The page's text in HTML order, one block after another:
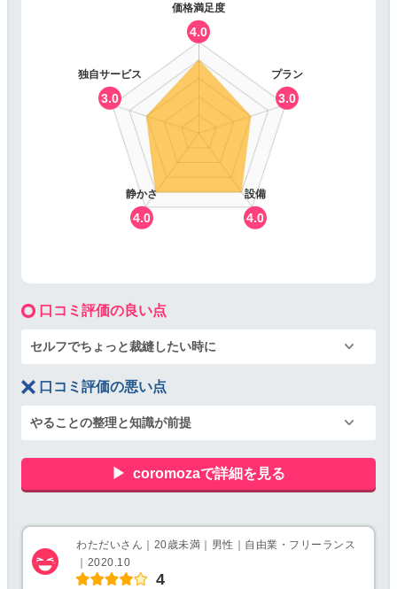
価格満足度
4.0
プラン
3.0
設備
4.0
静かさ
4.0
独自サービス
3.0
口コミ評価の良い点
セルフでちょっと裁縫したい時に
口コミ評価の悪い点
やることの整理と知識が前提
coromozaで詳細を見る
わただいさん｜20歳未満｜男性｜自由業・フリーランス
｜2020.10
4